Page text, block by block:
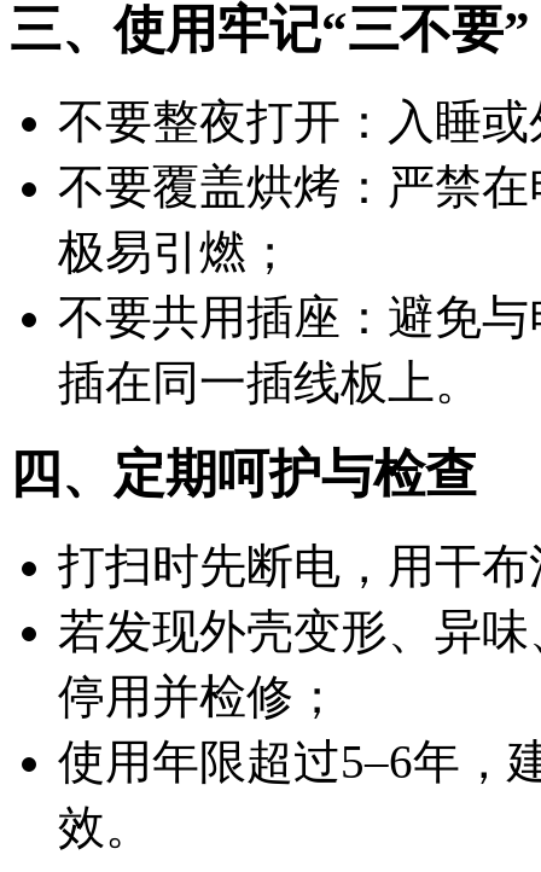
三、使用牢记“三不要”
不要整夜打开：入睡
不要覆盖烘烤：严禁
极易引燃；
不要共用插座：避免
插在同一插线板上。
四、定期呵护与检查
打扫时先断电，用干
若发现外壳变形、异
停用并检修；
使用年限超过5–6年，
效。